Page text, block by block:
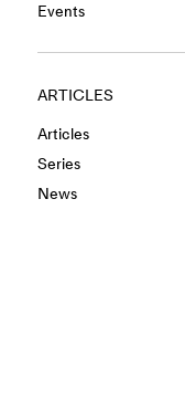
Events
ARTICLES
Articles
Series
News